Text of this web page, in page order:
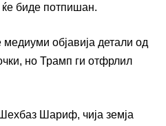
ќе биде потпишан.
објавија детали од
но Трамп ги отфрлил
Шариф, чија земја